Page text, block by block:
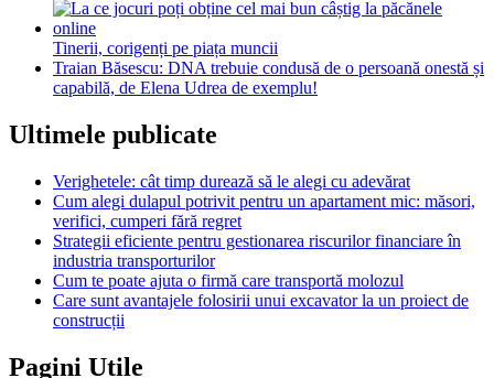
Tinerii, corigenți pe piața muncii
Traian Băsescu: DNA trebuie condusă de o persoană onestă și
capabilă, de Elena Udrea de exemplu!
Ultimele publicate
Verighetele: cât timp durează să le alegi cu adevărat
Cum alegi dulapul potrivit pentru un apartament mic: măsori,
verifici, cumperi fără regret
Strategii eficiente pentru gestionarea riscurilor financiare în
industria transporturilor
Cum te poate ajuta o firmă care transportă molozul
Care sunt avantajele folosirii unui excavator la un proiect de
construcții
Pagini Utile